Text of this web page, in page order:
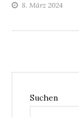
8. März 2024
Suchen